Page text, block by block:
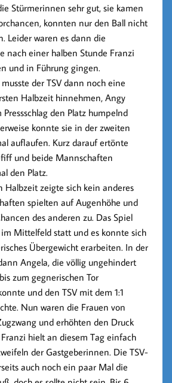
Stürmerinnen sehr gut, sie kamen
konnten nur den Ball nicht
Leider waren es dann die
nach einer halben Stunde Franzi
und in Führung gingen.
der TSV dann noch eine
Halbzeit hinnehmen, Angy
den Platz humpelnd
konnte sie in der zweiten
auflaufen. Kurz darauf ertönte
und beide Mannschaften
den Platz.
Halbzeit zeigte sich kein anderes
spielten auf Augenhöhe und
des anderen zu. Das Spiel
Mittelfeld statt und es konnte sich
Übergewicht erarbeiten. In der
Angela, die völlig ungehindert
zum gegnerischen Tor
und den TSV mit dem 1:1
Nun waren die Frauen von
und erhöhten den Druck
Franzi hielt an diesem Tag einfach
der Gastgeberinnen. Die TSV-
auch noch ein paar Mal die